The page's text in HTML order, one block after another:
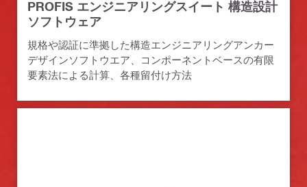
PROFIS エンジニアリングスイート 構造設計
ソフトウェア
規格や認証に準拠した構造エンジニアリングアンカー
デザインソフトウエア、コンポーネントベースの有限
要素法による計算、各種留付け方法